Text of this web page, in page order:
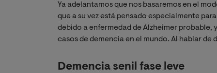
Ya adelantamos que nos basaremos en el
que a su vez está pensado especialmente
debido a enfermedad de Alzheimer probable,
casos de demencia en el mundo. Al hablar
Demencia senil fase leve